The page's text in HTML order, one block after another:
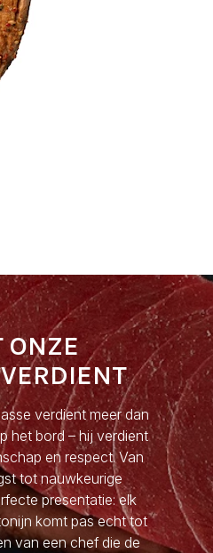
ONZE
verdient meer dan
het bord – hij verdient
en respect. Van
tot nauwkeurige
presentatie: elk
komt pas echt tot
van een chef die de